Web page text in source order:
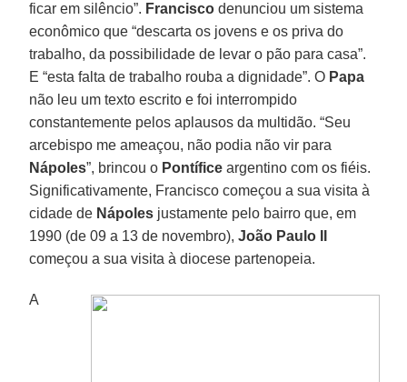
ficar em silêncio”. Francisco denunciou um sistema
econômico que “descarta os jovens e os priva do
trabalho, da possibilidade de levar o pão para casa”.
E “esta falta de trabalho rouba a dignidade”. O Papa
não leu um texto escrito e foi interrompido
constantemente pelos aplausos da multidão. “Seu
arcebispo me ameaçou, não podia não vir para
Nápoles”, brincou o Pontífice argentino com os fiéis.
Significativamente, Francisco começou a sua visita à
cidade de Nápoles justamente pelo bairro que, em
1990 (de 09 a 13 de novembro),João Paulo II
começou a sua visita à diocese partenopeia.
A